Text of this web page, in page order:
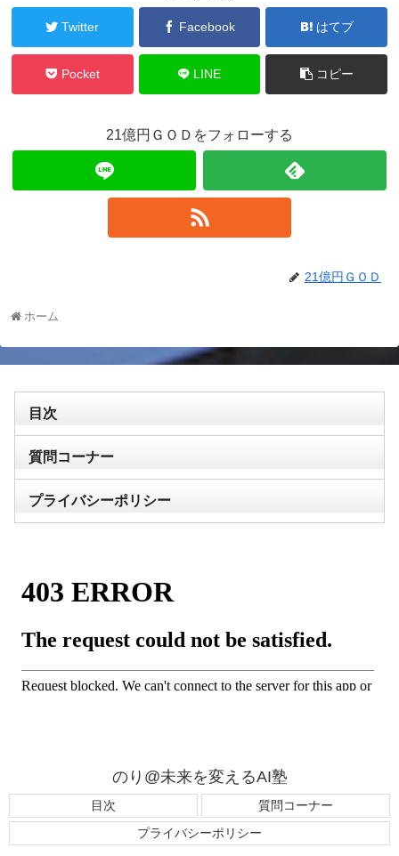
Twitter Facebook はてブ
Pocket LINE コピー
21億円ＧＯＤをフォローする
21億円ＧＯＤ
ホーム
目次
質問コーナー
プライバシーポリシー
のり@未来を変えるAI塾
目次
質問コーナー
プライバシーポリシー